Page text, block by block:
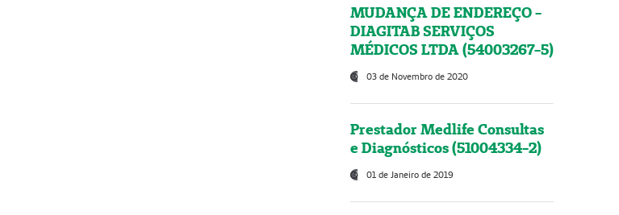
MUDANÇA DE ENDEREÇO -
DIAGITAB SERVIÇOS
MÉDICOS LTDA (54003267-5)
03 de Novembro de 2020
Prestador Medlife Consultas
e Diagnósticos (51004334-2)
01 de Janeiro de 2019